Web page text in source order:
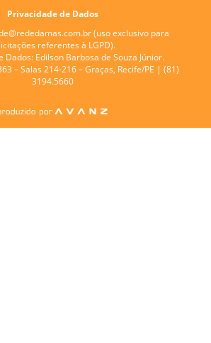
Privacidade de Dados
(uso exclusivo para
referentes à LGPD).
Dados: Edilson Barbosa de Souza Júnior.
– Salas 214-216 – Graças, Recife/PE | (81)
3194.5660